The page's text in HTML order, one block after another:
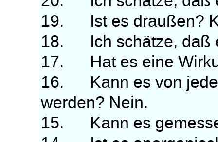
19. Ist es draußen?
18. Ich schätze, daß
17. Hat es eine
16. Kann es von
werden? Nein.
15. Kann es